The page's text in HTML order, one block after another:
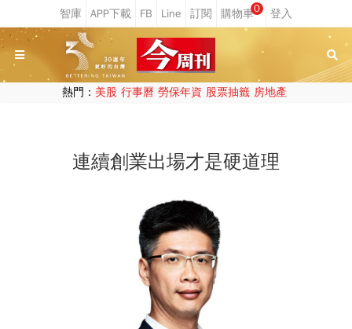
0
熱門： 美股 行事曆 勞保年資 股票抽籤 房地產
連續創業出場才是硬道理